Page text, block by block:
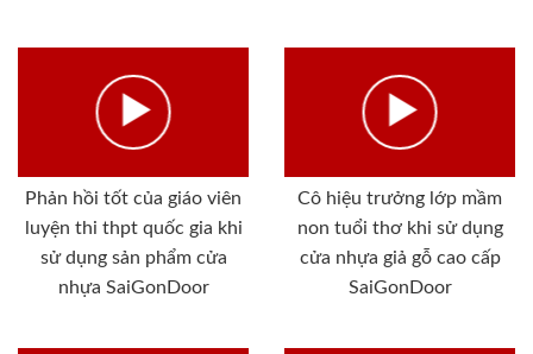
Phản hồi tốt của giáo viên
luyện thi thpt quốc gia khi
sử dụng sản phẩm cửa
nhựa SaiGonDoor
Cô hiệu trưởng lớp mầm
non tuổi thơ khi sử dụng
cửa nhựa giả gỗ cao cấp
SaiGonDoor